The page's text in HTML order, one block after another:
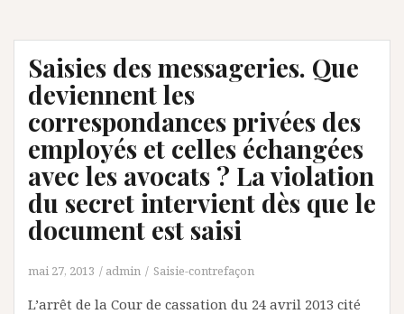
Saisies des messageries. Que
deviennent les
correspondances privées des
employés et celles échangées
avec les avocats ? La violation
du secret intervient dès que le
document est saisi
mai 27, 2013 admin Saisie-contrefaçon
L’arrêt de la Cour de cassation du 24 avril 2013 cité